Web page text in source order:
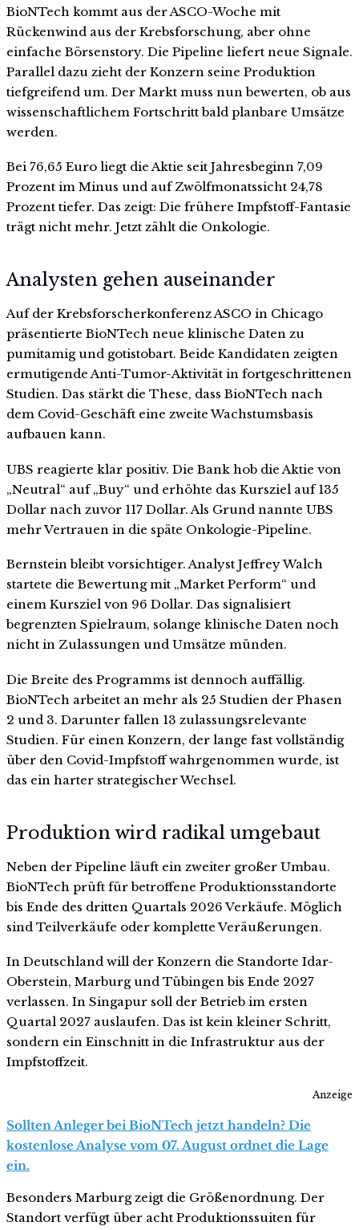
BioNTech kommt aus der ASCO-Woche mit
Rückenwind aus der Krebsforschung, aber ohne
einfache Börsenstory. Die Pipeline liefert neue Signale.
Parallel dazu zieht der Konzern seine Produktion
tiefgreifend um. Der Markt muss nun bewerten, ob aus
wissenschaftlichem Fortschritt bald planbare Umsätze
werden.
Bei 76,65 Euro liegt die Aktie seit Jahresbeginn 7,09
Prozent im Minus und auf Zwölfmonatssicht 24,78
Prozent tiefer. Das zeigt: Die frühere Impfstoff-Fantasie
trägt nicht mehr. Jetzt zählt die Onkologie.
Analysten gehen auseinander
Auf der Krebsforscherkonferenz ASCO in Chicago
präsentierte BioNTech neue klinische Daten zu
pumitamig und gotistobart. Beide Kandidaten zeigten
ermutigende Anti-Tumor-Aktivität in fortgeschrittenen
Studien. Das stärkt die These, dass BioNTech nach
dem Covid-Geschäft eine zweite Wachstumsbasis
aufbauen kann.
UBS reagierte klar positiv. Die Bank hob die Aktie von
„Neutral“ auf „Buy“ und erhöhte das Kursziel auf 135
Dollar nach zuvor 117 Dollar. Als Grund nannte UBS
mehr Vertrauen in die späte Onkologie-Pipeline.
Bernstein bleibt vorsichtiger. Analyst Jeffrey Walch
startete die Bewertung mit „Market Perform“ und
einem Kursziel von 96 Dollar. Das signalisiert
begrenzten Spielraum, solange klinische Daten noch
nicht in Zulassungen und Umsätze münden.
Die Breite des Programms ist dennoch auffällig.
BioNTech arbeitet an mehr als 25 Studien der Phasen
2 und 3. Darunter fallen 13 zulassungsrelevante
Studien. Für einen Konzern, der lange fast vollständig
über den Covid-Impfstoff wahrgenommen wurde, ist
das ein harter strategischer Wechsel.
Produktion wird radikal umgebaut
Neben der Pipeline läuft ein zweiter großer Umbau.
BioNTech prüft für betroffene Produktionsstandorte
bis Ende des dritten Quartals 2026 Verkäufe. Möglich
sind Teilverkäufe oder komplette Veräußerungen.
In Deutschland will der Konzern die Standorte Idar-
Oberstein, Marburg und Tübingen bis Ende 2027
verlassen. In Singapur soll der Betrieb im ersten
Quartal 2027 auslaufen. Das ist kein kleiner Schritt,
sondern ein Einschnitt in die Infrastruktur aus der
Impfstoffzeit.
Anzeige
Sollten Anleger bei BioNTech jetzt handeln? Die
kostenlose Analyse vom 07. August ordnet die Lage
ein.
Besonders Marburg zeigt die Größenordnung. Der
Standort verfügt über acht Produktionssuiten für